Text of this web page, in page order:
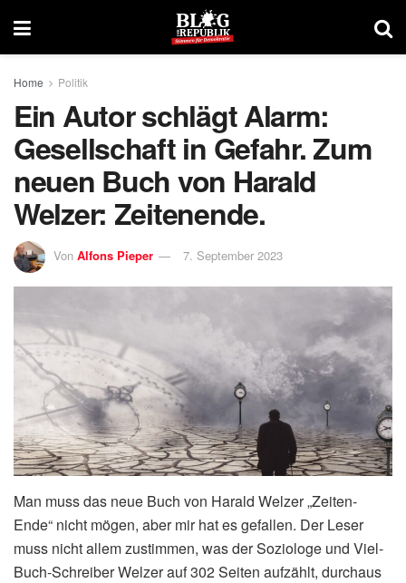
Home Politik
Ein Autor schlägt Alarm:
Gesellschaft in Gefahr. Zum
neuen Buch von Harald
Welzer: Zeitenende.
Von Alfons Pieper 7. September 2023
Man muss das neue Buch von Harald Welzer „Zeiten-
Ende“ nicht mögen, aber mir hat es gefallen. Der Leser
muss nicht allem zustimmen, was der Soziologe und Viel-
Buch-Schreiber Welzer auf 302 Seiten aufzählt, durchaus